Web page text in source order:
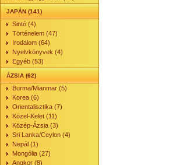
JAPÁN (141)
Sintó (4)
Történelem (47)
Irodalom (64)
Nyelvkönyvek (4)
Egyéb (53)
ÁZSIA (62)
Burma/Mianmar (5)
Korea (6)
Orientalisztika (7)
Közel-Kelet (11)
Közép-Ázsia (3)
Sri Lanka/Ceylon (4)
Nepál (1)
Mongólia (27)
Angkor (8)